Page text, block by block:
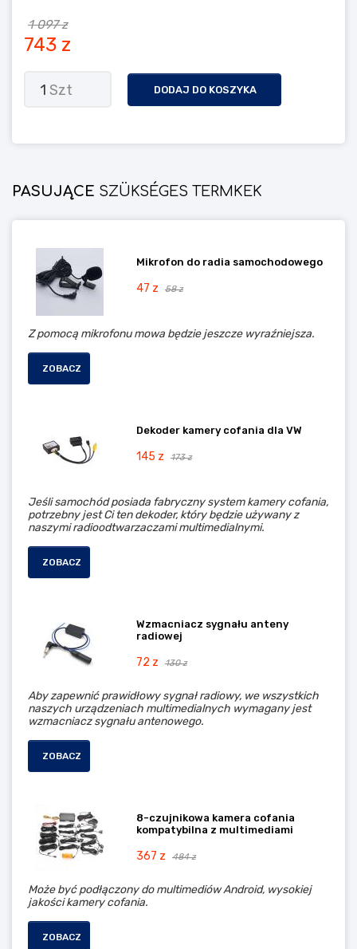
1 097 z
743 z
1 Szt DODAJ DO KOSZYKA
PASUJĄCE SZÜKSÉGES TERMKEK
Mikrofon do radia samochodowego
47 z 58 z
Z pomocą mikrofonu mowa będzie jeszcze wyraźniejsza.
ZOBACZ
Dekoder kamery cofania dla VW
145 z 173 z
Jeśli samochód posiada fabryczny system kamery cofania,
potrzebny jest Ci ten dekoder, który będzie używany z
naszymi radioodtwarzaczami multimedialnymi.
ZOBACZ
Wzmacniacz sygnału anteny
radiowej
72 z 130 z
Aby zapewnić prawidłowy sygnał radiowy, we wszystkich
naszych urządzeniach multimedialnych wymagany jest
wzmacniacz sygnału antenowego.
ZOBACZ
8-czujnikowa kamera cofania
kompatybilna z multimediami
367 z 484 z
Może być podłączony do multimediów Android, wysokiej
jakości kamery cofania.
ZOBACZ